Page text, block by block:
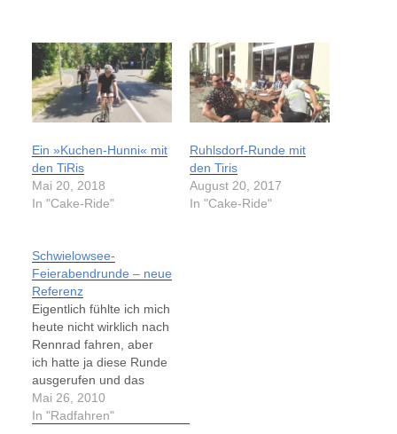
Ein »Kuchen-Hunni« mit
den TiRis
Mai 20, 2018
In "Cake-Ride"
Ruhlsdorf-Runde mit
den Tiris
August 20, 2017
In "Cake-Ride"
Schwielowsee-
Feierabendrunde – neue
Referenz
Eigentlich fühlte ich mich
heute nicht wirklich nach
Rennrad fahren, aber
ich hatte ja diese Runde
ausgerufen und das
Wetter war auch
angenehm warm,
Mai 26, 2010
In "Radfahren"